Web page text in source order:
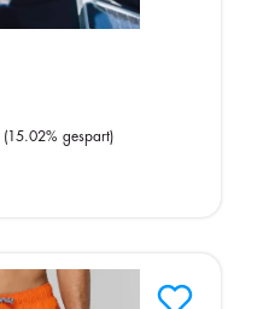
(15.02% gespart)